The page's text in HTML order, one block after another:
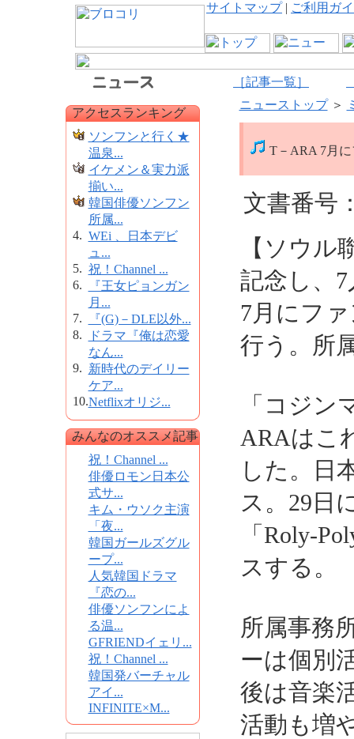
サイトマップ| ご利用ガ
［記事一覧］
アクセスランキング
ソンフンと行く★
温泉...
イケメン＆実力派
揃い...
韓国俳優ソンフン
所属...
4. WEi 、日本デビ
ュ...
5. 祝！Channel ...
6.
『王女ピョンガン
月...
7.
『(G)－DLE以外...
8.
ドラマ『俺は恋愛
なん...
9. 新時代のデイリー
ケア...
10.Netflixオリジ...
みんなのオススメ記事
祝！Channel ...
俳優ロモン日本公
式サ...
キム・ウソク主演
「夜...
韓国ガールズグル
ープ...
人気韓国ドラマ
『恋の...
俳優ソンフンによ
る温...
GFRIENDイェリ...
祝！Channel ...
韓国発バーチャル
アイ...
INFINITE×M...
ニューストップ＞
T－ARA 7月
文書番号
【ソウル
記念し、
7月にフ
行う。所
「コジン
ARAはこ
した。日
ス。29日
「Roly-
スする。
所属事務
ーは個別
後は音楽
活動も増